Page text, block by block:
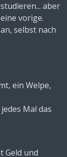
aber
vorige.
selbst nach
ein Welpe,
Mal das
Geld und